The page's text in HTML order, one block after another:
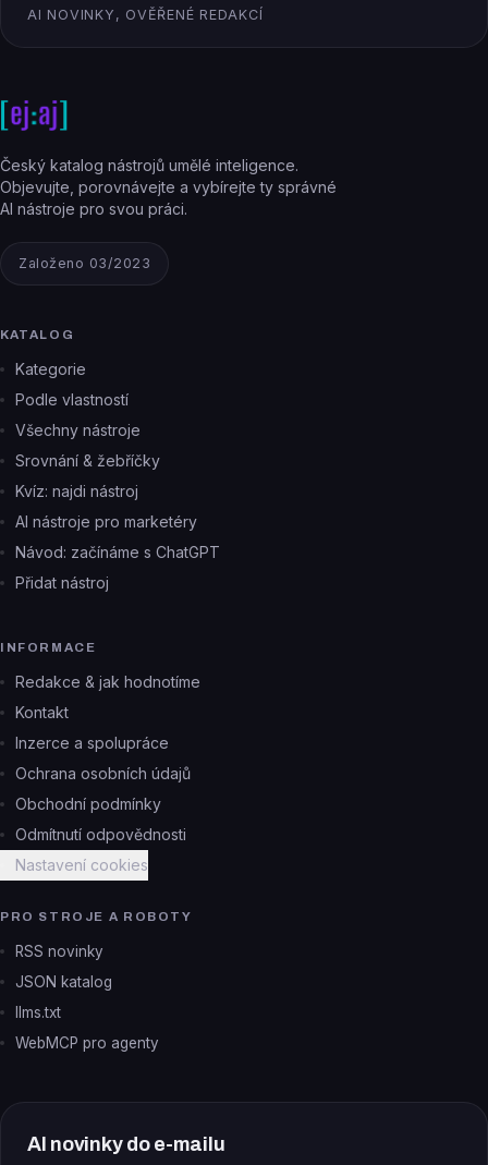
AI NOVINKY, OVĚŘENÉ REDAKCÍ
Český katalog nástrojů umělé inteligence.
Objevujte, porovnávejte a vybírejte ty správné
AI nástroje pro svou práci.
Založeno 03/2023
KATALOG
Kategorie
Podle vlastností
Všechny nástroje
Srovnání & žebříčky
Kvíz: najdi nástroj
AI nástroje pro marketéry
Návod: začínáme s ChatGPT
Přidat nástroj
INFORMACE
Redakce & jak hodnotíme
Kontakt
Inzerce a spolupráce
Ochrana osobních údajů
Obchodní podmínky
Odmítnutí odpovědnosti
Nastavení cookies
PRO STROJE A ROBOTY
RSS novinky
JSON katalog
llms.txt
WebMCP pro agenty
AI novinky do e-mailu